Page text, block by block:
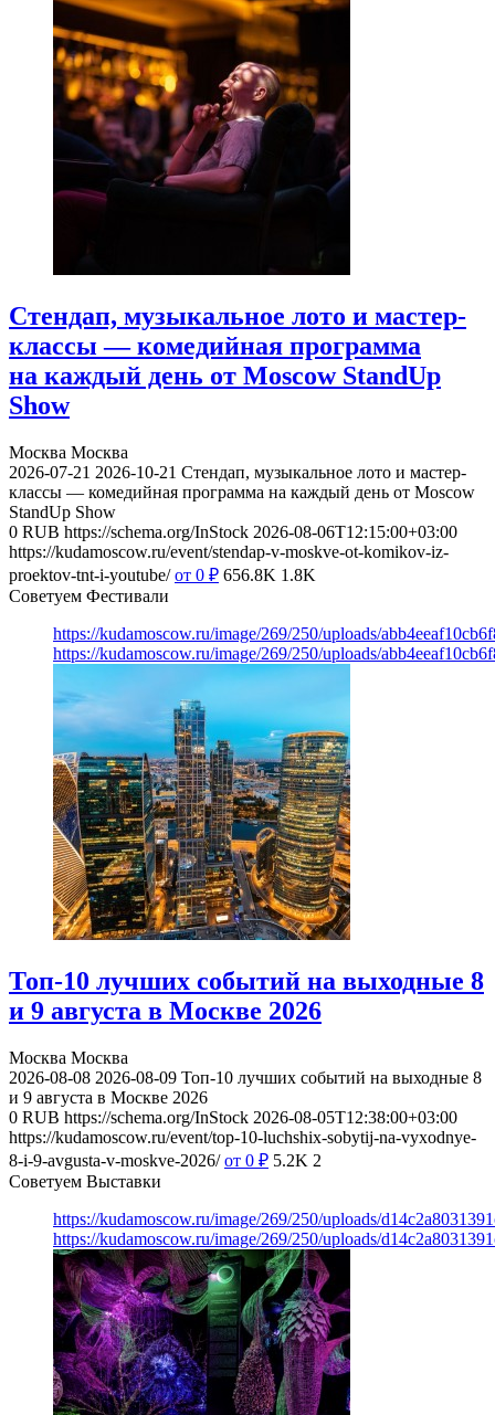
Стендап, музыкальное лото и мастер-
классы — комедийная программа
на каждый день от Moscow StandUp
Show
Москва Москва
2026-07-21 2026-10-21 Стендап, музыкальное лото и мастер-
классы — комедийная программа на каждый день от Moscow
StandUp Show
0 RUB https://schema.org/InStock 2026-08-06T12:15:00+03:00
https://kudamoscow.ru/event/stendap-v-moskve-ot-komikov-iz-
proektov-tnt-i-youtube/ от 0 ₽ 656.8K 1.8K
Советуем Фестивали
https://kudamoscow.ru/image/269/250/uploads/
https://kudamoscow.ru/image/269/250/uploads/
Топ-10 лучших событий на выходные 8
и 9 августа в Москве 2026
Москва Москва
2026-08-08 2026-08-09 Топ-10 лучших событий на выходные 8
и 9 августа в Москве 2026
0 RUB https://schema.org/InStock 2026-08-05T12:38:00+03:00
https://kudamoscow.ru/event/top-10-luchshix-sobytij-na-vyxodnye-
8-i-9-avgusta-v-moskve-2026/ от 0 ₽ 5.2K 2
Советуем Выставки
https://kudamoscow.ru/image/269/250/uploads/
https://kudamoscow.ru/image/269/250/uploads/